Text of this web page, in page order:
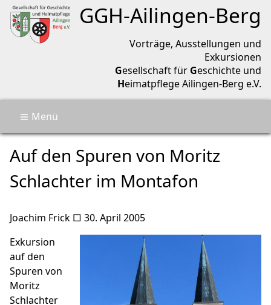
Geschichtsverein Ailingen-Berg
GGH-Ailingen-Berg
Vorträge, Ausstellungen und
Exkursionen
Gesellschaft für Geschichte und
Heimatpflege Ailingen-Berg e.V.
Menü
🏡
Termine
Aktuell
Über uns
Archiv
🔎
Auf den Spuren von Moritz
Auf den Spuren von Moritz
Schlachter im Montafon
Joachim Frick □ 30. April 2005
Exkursion
auf den
Spuren von
Moritz
Schlachter